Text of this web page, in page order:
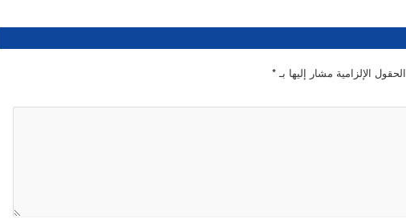
الحقول الإلزامية مشار إليها بـ*